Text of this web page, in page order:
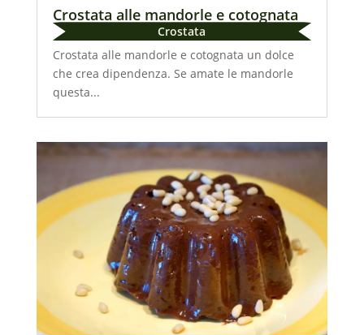
Crostata alle mandorle e cotognata
Crostata
Crostata alle mandorle e cotognata un dolce
che crea dipendenza. Se amate le mandorle
questa...